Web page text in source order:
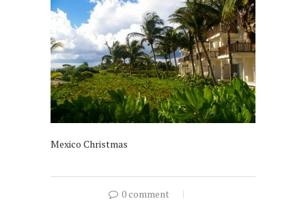
Mexico Christmas
0 comment